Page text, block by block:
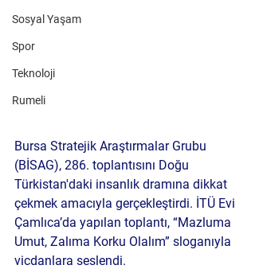
Sosyal Yaşam
Spor
Teknoloji
Rumeli
Bursa Stratejik Araştırmalar Grubu
(BİSAG), 286. toplantısını Doğu
Türkistan'daki insanlık dramına dikkat
çekmek amacıyla gerçekleştirdi. İTÜ Evi
Çamlıca’da yapılan toplantı, “Mazluma
Umut, Zalıma Korku Olalım” sloganıyla
vicdanlara seslendi.